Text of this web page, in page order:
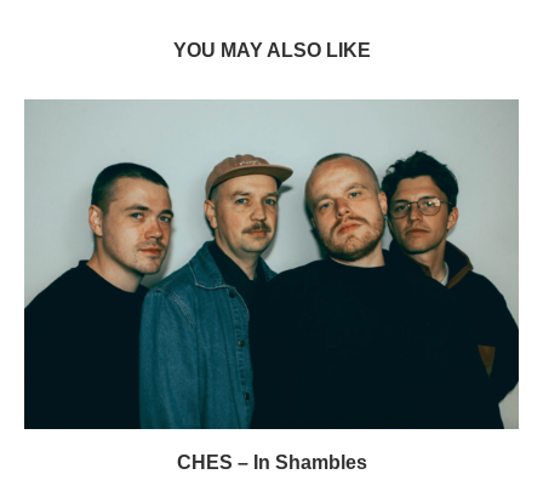
YOU MAY ALSO LIKE
CHES – In Shambles